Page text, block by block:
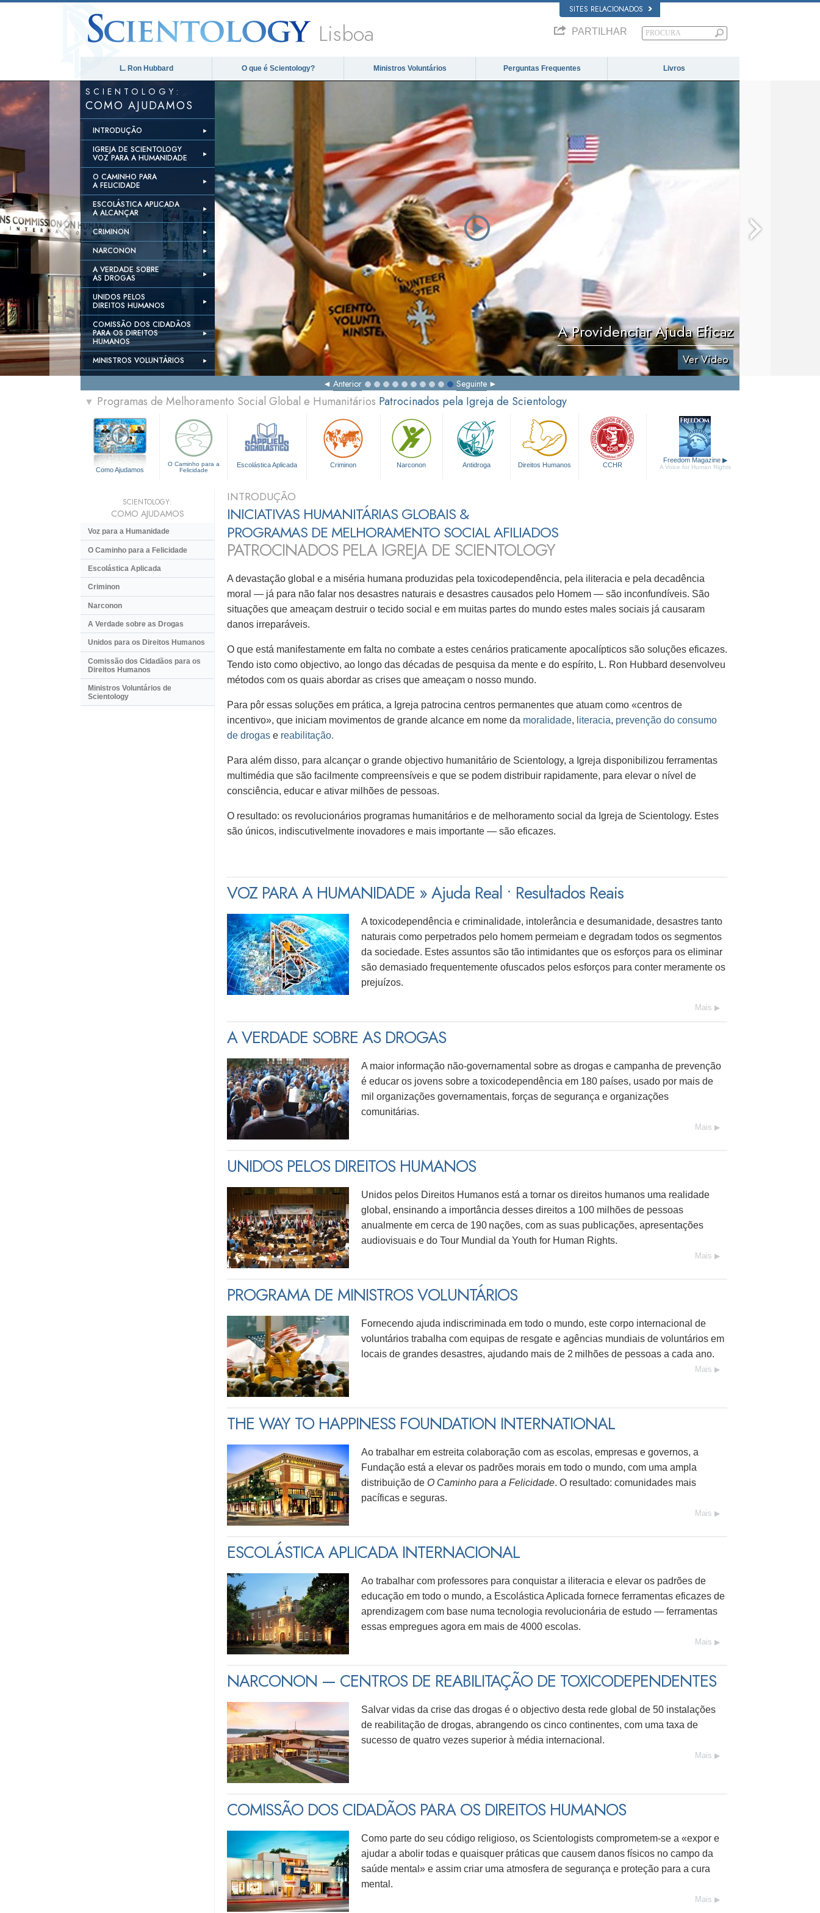
SITES RELACIONADOS
Lisboa PARTILHAR
L. Ron Hubbard O que é Scientology? Ministros Voluntários Perguntas Frequentes Livros
SCIENTOLOGY:
COMO AJUDAMOS
INTRODUÇÃO
IGREJA DE SCIENTOLOGY
VOZ PARA A HUMANIDADE
O CAMINHO PARA
A FELICIDADE
ESCOLÁSTICA APLICADA
A ALCANÇAR
CRIMINON
NARCONON
A VERDADE SOBRE
AS DROGAS
UNIDOS PELOS
DIREITOS HUMANOS
COMISSÃO DOS CIDADÃOS
PARA OS DIREITOS
HUMANOS
MINISTROS VOLUNTÁRIOS
A Providenciar Ajuda Eficaz
Ver Vídeo
Anterior Seguinte
▼ Programas de Melhoramento Social Global e Humanitários Patrocinados pela Igreja de Scientology
Como Ajudamos
O Caminho para a
Felicidade
Escolástica Aplicada Criminon Narconon Antidroga Direitos Humanos CCHR
Freedom Magazine ▶
A Voice for Human Rights
INTRODUÇÃO
INICIATIVAS HUMANITÁRIAS GLOBAIS &
PROGRAMAS DE MELHORAMENTO SOCIAL AFILIADOS
PATROCINADOS PELA IGREJA DE SCIENTOLOGY
A devastação global e a miséria humana produzidas pela toxicodependência, pela iliteracia e pela decadência
moral — já para não falar nos desastres naturais e desastres causados pelo Homem — são inconfundíveis. São
situações que ameaçam destruir o tecido social e em muitas partes do mundo estes males sociais já causaram
danos irreparáveis.
O que está manifestamente em falta no combate a estes cenários praticamente apocalípticos são soluções eficazes.
Tendo isto como objectivo, ao longo das décadas de pesquisa da mente e do espírito, L. Ron Hubbard desenvolveu
métodos com os quais abordar as crises que ameaçam o nosso mundo.
Para pôr essas soluções em prática, a Igreja patrocina centros permanentes que atuam como «centros de
incentivo», que iniciam movimentos de grande alcance em nome da moralidade, literacia, prevenção do consumo
de drogas e reabilitação.
Para além disso, para alcançar o grande objectivo humanitário de Scientology, a Igreja disponibilizou ferramentas
multimédia que são facilmente compreensíveis e que se podem distribuir rapidamente, para elevar o nível de
consciência, educar e ativar milhões de pessoas.
O resultado: os revolucionários programas humanitários e de melhoramento social da Igreja de Scientology. Estes
são únicos, indiscutivelmente inovadores e mais importante — são eficazes.
VOZ PARA A HUMANIDADE » Ajuda Real • Resultados Reais
A toxicodependência e criminalidade, intolerância e desumanidade, desastres tanto
naturais como perpetrados pelo homem permeiam e degradam todos os segmentos
da sociedade. Estes assuntos são tão intimidantes que os esforços para os eliminar
são demasiado frequentemente ofuscados pelos esforços para conter meramente os
prejuízos.
Mais
A VERDADE SOBRE AS DROGAS
A maior informação não‑governamental sobre as drogas e campanha de prevenção
é educar os jovens sobre a toxicodependência em 180 países, usado por mais de
mil organizações governamentais, forças de segurança e organizações
comunitárias.
Mais
UNIDOS PELOS DIREITOS HUMANOS
Unidos pelos Direitos Humanos está a tornar os direitos humanos uma realidade
global, ensinando a importância desses direitos a 100 milhões de pessoas
anualmente em cerca de 190 nações, com as suas publicações, apresentações
audiovisuais e do Tour Mundial da Youth for Human Rights.
Mais
PROGRAMA DE MINISTROS VOLUNTÁRIOS
Fornecendo ajuda indiscriminada em todo o mundo, este corpo internacional de
voluntários trabalha com equipas de resgate e agências mundiais de voluntários em
locais de grandes desastres, ajudando mais de 2 milhões de pessoas a cada ano.
Mais
THE WAY TO HAPPINESS FOUNDATION INTERNATIONAL
Ao trabalhar em estreita colaboração com as escolas, empresas e governos, a
Fundação está a elevar os padrões morais em todo o mundo, com uma ampla
distribuição de O Caminho para a Felicidade. O resultado: comunidades mais
pacíficas e seguras.
Mais
ESCOLÁSTICA APLICADA INTERNACIONAL
Ao trabalhar com professores para conquistar a iliteracia e elevar os padrões de
educação em todo o mundo, a Escolástica Aplicada fornece ferramentas eficazes de
aprendizagem com base numa tecnologia revolucionária de estudo — ferramentas
essas empregues agora em mais de 4000 escolas.
Mais
NARCONON — CENTROS DE REABILITAÇÃO DE TOXICODEPENDENTES
Salvar vidas da crise das drogas é o objectivo desta rede global de 50 instalações
de reabilitação de drogas, abrangendo os cinco continentes, com uma taxa de
sucesso de quatro vezes superior à média internacional.
Mais
COMISSÃO DOS CIDADÃOS PARA OS DIREITOS HUMANOS
Como parte do seu código religioso, os Scientologists comprometem-se a «expor e
ajudar a abolir todas e quaisquer práticas que causem danos físicos no campo da
saúde mental» e assim criar uma atmosfera de segurança e proteção para a cura
mental.
Mais
SCIENTOLOGY:
COMO AJUDAMOS
Voz para a Humanidade
O Caminho para a Felicidade
Escolástica Aplicada
Criminon
Narconon
A Verdade sobre as Drogas
Unidos para os Direitos Humanos
Comissão dos Cidadãos para os
Direitos Humanos
Ministros Voluntários de
Scientology